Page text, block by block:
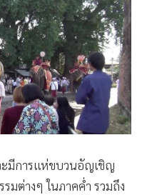
ะมีการแห่ขบวนอัญเชิญ
รมต่างๆ ในภาคค่ำ รวมถึง